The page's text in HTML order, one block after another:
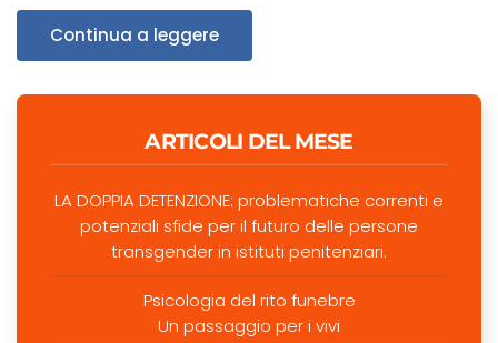
metti
su
Come
Continua a leggere
ARTICOLI DEL MESE
LA DOPPIA DETENZIONE: problematiche correnti e
potenziali sfide per il futuro delle persone
transgender in istituti penitenziari.
Psicologia del rito funebre
Un passaggio per i vivi